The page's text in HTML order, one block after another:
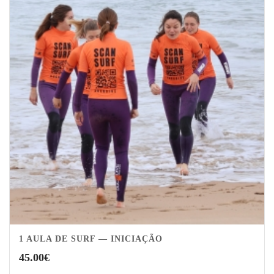
1 AULA DE SURF — INICIAÇÃO
45.00€